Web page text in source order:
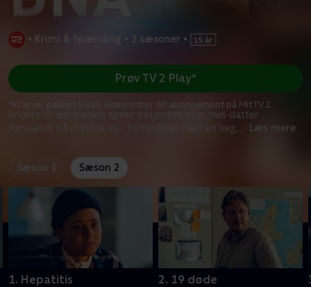
• Krimi & Spænding • 2 sæsoner •
Anders W. Berthelsen spiller betjenten Rolf, hvis datter
forsvandt på mystisk vis i forbindelse med en sag,... Læs mere
Prøv TV 2 Play*
*Kræver pakken Basis. Administrer dit abonnement på Mit TV 2.
Sæson 1 Sæson 2
1. Hepatitis 2. 19 døde